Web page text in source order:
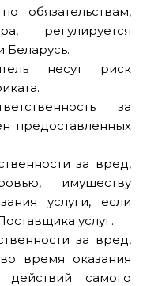
обязательствам,
регулируется
Беларусь.
несут риск
за
предоставленных
за вред,
имуществу
услуги, если
услуг.
за вред,
время оказания
самого